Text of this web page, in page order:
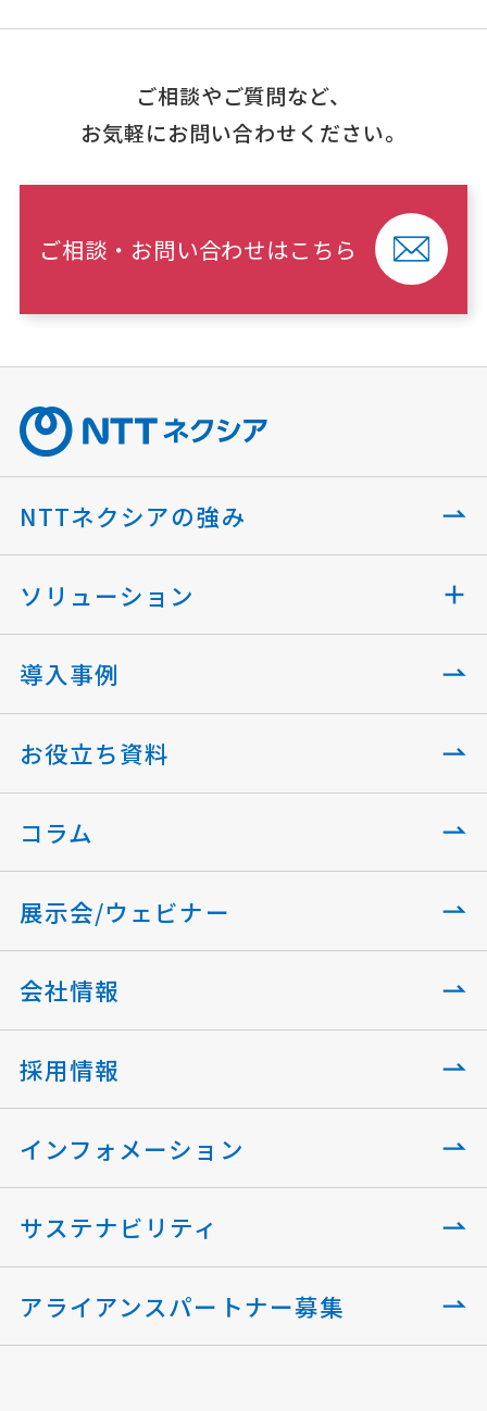
ご相談やご質問など、
お気軽にお問い合わせください。
ご相談・お問い合わせはこちら
NTTネクシアの強み
ソリューション
導入事例
お役立ち資料
コラム
展示会/ウェビナー
会社情報
採用情報
インフォメーション
サステナビリティ
アライアンスパートナー募集